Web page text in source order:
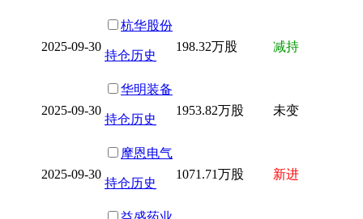
2025-09-30
杭华股份
持仓历史
198.32万股 减持
2025-09-30
华明装备
持仓历史
1953.82万股 未变
2025-09-30
摩恩电气
持仓历史
1071.71万股 新进